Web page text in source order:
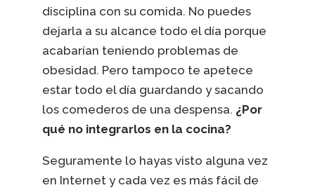
disciplina con su comida. No puedes
dejarla a su alcance todo el día porque
acabarían teniendo problemas de
obesidad. Pero tampoco te apetece
estar todo el día guardando y sacando
los comederos de una despensa. ¿Por
qué no integrarlos en la cocina?
Seguramente lo hayas visto alguna vez
en Internet y cada vez es más fácil de